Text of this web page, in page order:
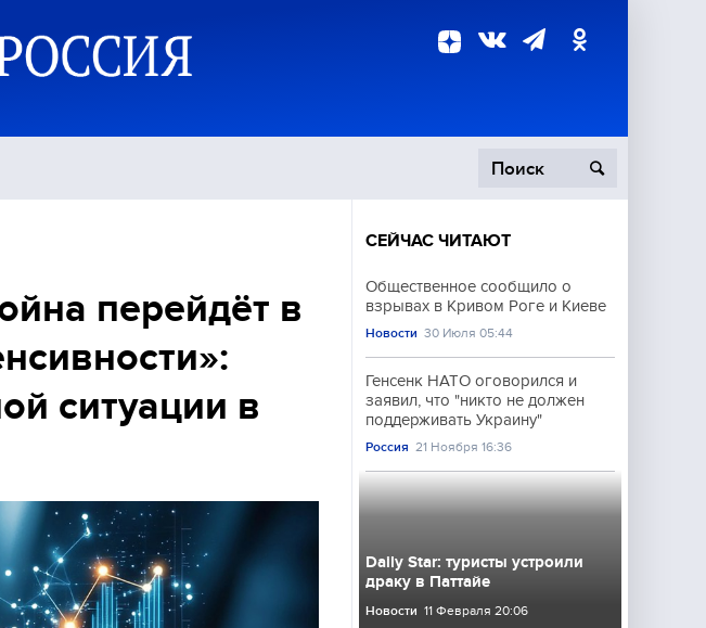
Происшествия
перейдёт в
ситуации в
СЕЙЧАС ЧИТАЮТ
Общественное сообщило о
взрывах в Кривом Роге и Киеве
Новости 30 Июля 05:44
Генсенк НАТО оговорился и
заявил, что "никто не должен
поддерживать Украину"
Россия 21 Ноября 16:36
Daily Star: туристы устроили
драку в Паттайе
Новости 11 Февраля 20:06